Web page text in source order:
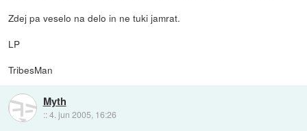
Zdej pa veselo na delo in ne tuki jamrat.
LP
TribesMan
Myth
::4. jun 2005, 16:26